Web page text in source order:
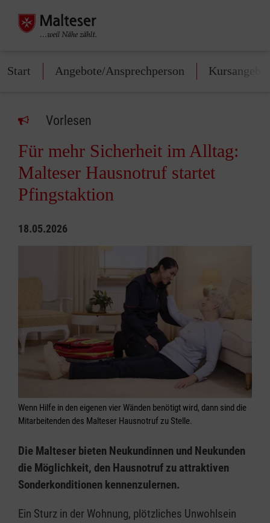
Start Angebote/Ansprechperson Kursangebot
Vorlesen
Für mehr Sicherheit im Alltag:
Malteser Hausnotruf startet
Pfingstaktion
18.05.2026
Wenn Hilfe in den eigenen vier Wänden benötigt wird, dann sind die
Mitarbeitenden des Malteser Hausnotruf zu Stelle.
Die Malteser bieten Neukundinnen und Neukunden
die Möglichkeit, den Hausnotruf zu attraktiven
Sonderkonditionen kennenzulernen.
Ein Sturz in der Wohnung, plötzliches Unwohlsein